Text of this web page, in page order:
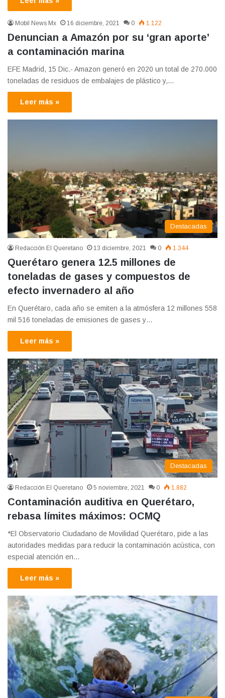
Mobil News Mx 16 diciembre, 2021 0 1.122
Denuncian a Amazón por su ‘gran aporte’
a contaminación marina
EFE Madrid, 15 Dic.- Amazon generó en 2020 un total de 270.000
toneladas de residuos de embalajes de plástico y,…
Leer más »
Destacadas
Redacción El Queretano 13 diciembre, 2021 0 1.344
Querétaro genera 12.5 millones de
toneladas de gases y compuestos de
efecto invernadero al año
En Querétaro, cada año se emiten a la atmósfera 12 millones 558
mil 516 toneladas de emisiones de gases y…
Leer más »
Destacadas
Redacción El Queretano 5 noviembre, 2021 0 1.882
Contaminación auditiva en Querétaro,
rebasa límites máximos: OCMQ
*El Observatorio Ciudadano de Movilidad Querétaro, pide a las
autoridades medidas para reducir la contaminación acústica, con
especial atención en…
Leer más »